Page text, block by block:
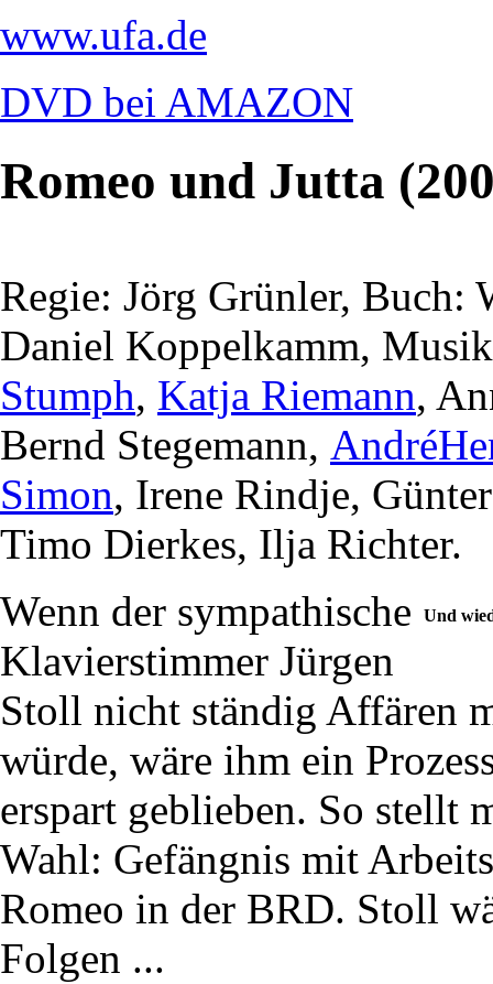
www.ufa.de
DVD bei AMAZON
Romeo und Jutta
Regie: Jörg Grünler, Buch:
Daniel Koppelkamm,
Stumph, Katja Riemann,
Bernd Stegemann,
Simon, Irene Rindje,
Timo Dierkes, Ilja Richter.
Und
Wenn der sympathische
Klavierstimmer Jürgen
Stoll nicht ständig Affären
würde, wäre ihm ein
erspart geblieben. So stellt
Wahl: Gefängnis mit
Romeo in der BRD. Stoll
Folgen ...